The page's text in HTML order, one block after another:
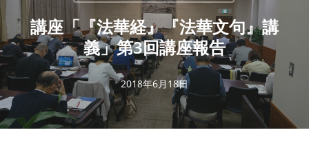
講座「『法華経』『法華文句』講
義」第3回講座報告
2018年6月18日